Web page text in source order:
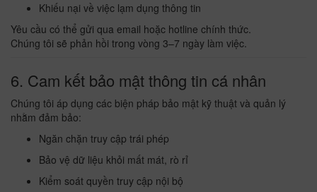
Khiếu nại về việc lạm dụng thông tin
Yêu cầu có thể gửi qua email hoặc hotline chính thức.
Chúng tôi sẽ phản hồi trong vòng 3–7 ngày làm việc.
6. Cam kết bảo mật thông tin cá nhân
Chúng tôi áp dụng các biện pháp bảo mật kỹ thuật và quản lý
nhằm đảm bảo:
Ngăn chặn truy cập trái phép
Bảo vệ dữ liệu khỏi mất mát, rò rỉ
Kiểm soát quyền truy cập nội bộ